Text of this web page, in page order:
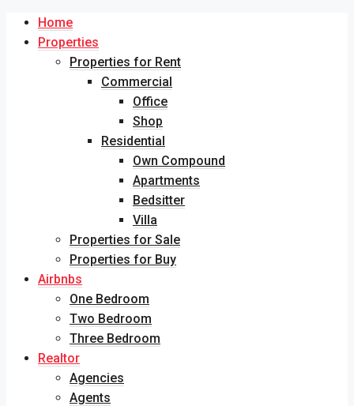
Home
Properties
Properties for Rent
Commercial
Office
Shop
Residential
Own Compound
Apartments
Bedsitter
Villa
Properties for Sale
Properties for Buy
Airbnbs
One Bedroom
Two Bedroom
Three Bedroom
Realtor
Agencies
Agents